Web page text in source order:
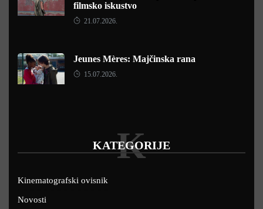
filmsko iskustvo
21.07.2026.
Jeunes Mères: Majčinska rana
15.07.2026.
KATEGORIJE
K
Kinematografski ovisnik
Novosti